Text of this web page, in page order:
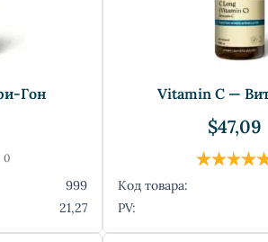
Гон
0
999
21,27
Vitamin C —
$47,09
Код товара:
PV: